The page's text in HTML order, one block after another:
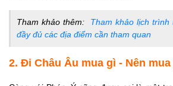
Tham khảo thêm: Tham khảo lịch
đầy đủ các địa điểm cần tham quan
2. Đi Châu Âu mua gì - Nên